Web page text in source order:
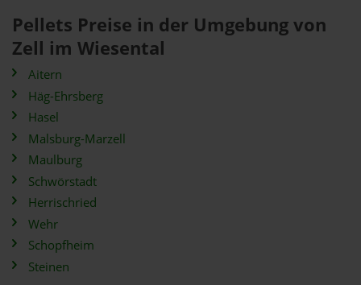
Pellets Preise in der Umgebung von
Zell im Wiesental
Aitern
Häg-Ehrsberg
Hasel
Malsburg-Marzell
Maulburg
Schwörstadt
Herrischried
Wehr
Schopfheim
Steinen